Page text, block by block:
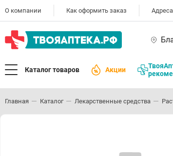
О компании Как оформить заказ
Каталог товаров Акции
Главная Каталог Лекарственные средства